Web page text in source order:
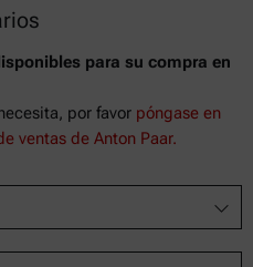
para su compra en
por favor póngase en
ventas de Anton Paar.